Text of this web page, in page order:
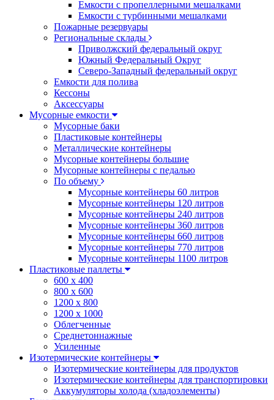
Емкости с пропеллерными мешалками
Емкости с турбинными мешалками
Пожарные резервуары
Региональные склады
Приволжский федеральный округ
Южный Федеральный Округ
Северо-Западный федеральный округ
Емкости для полива
Кессоны
Аксессуары
Мусорные емкости
Мусорные баки
Пластиковые контейнеры
Металлические контейнеры
Мусорные контейнеры большие
Мусорные контейнеры с педалью
По объему
Мусорные контейнеры 60 литров
Мусорные контейнеры 120 литров
Мусорные контейнеры 240 литров
Мусорные контейнеры 360 литров
Мусорные контейнеры 660 литров
Мусорные контейнеры 770 литров
Мусорные контейнеры 1100 литров
Пластиковые паллеты
600 х 400
800 х 600
1200 х 800
1200 х 1000
Облегченные
Среднетоннажные
Усиленные
Изотермические контейнеры
Изотермические контейнеры для продуктов
Изотермические контейнеры для транспортировки
Аккумуляторы холода (хладоэлементы)